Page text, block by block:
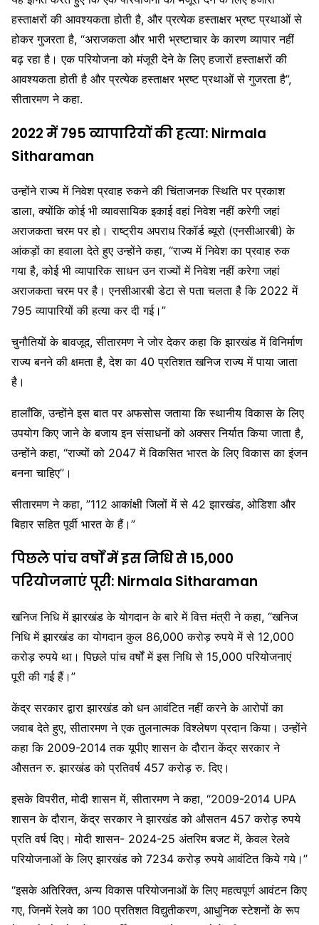
हस्ताक्षरों की आवश्यकता होती है, और प्रत्येक हस्ताक्षर भ्रष्ट प्रथाओं से
होकर गुजरता है, “अराजकता और भारी भ्रष्टाचार के कारण व्यापार नहीं
बढ़ रहा है। एक परियोजना को मंजूरी देने के लिए हजारों हस्ताक्षरों की
आवश्यकता होती है और प्रत्येक हस्ताक्षर भ्रष्ट प्रथाओं से गुजरता है”,
सीतारमण ने कहा.
2022 में 795 व्यापारियों की हत्या: Nirmala
Sitharaman
उन्होंने राज्य में निवेश प्रवाह रुकने की चिंताजनक स्थिति पर प्रकाश
डाला, क्योंकि कोई भी व्यावसायिक इकाई वहां निवेश नहीं करेगी जहां
अराजकता चरम पर हो। राष्ट्रीय अपराध रिकॉर्ड ब्यूरो (एनसीआरबी) के
आंकड़ों का हवाला देते हुए उन्होंने कहा, “राज्य में निवेश का प्रवाह रुक
गया है, कोई भी व्यापारिक साधन उन राज्यों में निवेश नहीं करेगा जहां
अराजकता चरम पर है। एनसीआरबी डेटा से पता चलता है कि 2022 में
795 व्यापारियों की हत्या कर दी गई।”
चुनौतियों के बावजूद, सीतारमण ने जोर देकर कहा कि झारखंड में विनिर्माण
राज्य बनने की क्षमता है, देश का 40 प्रतिशत खनिज राज्य में पाया जाता
है।
हालाँकि, उन्होंने इस बात पर अफसोस जताया कि स्थानीय विकास के लिए
उपयोग किए जाने के बजाय इन संसाधनों को अक्सर निर्यात किया जाता है,
उन्होंने कहा, “राज्यों को 2047 में विकसित भारत के लिए विकास का इंजन
बनना चाहिए”।
सीतारमण ने कहा, ”112 आकांक्षी जिलों में से 42 झारखंड, ओडिशा और
बिहार सहित पूर्वी भारत के हैं।”
पिछले पांच वर्षों में इस निधि से 15,000
परियोजनाएं पूरी: Nirmala Sitharaman
खनिज निधि में झारखंड के योगदान के बारे में वित्त मंत्री ने कहा, “खनिज
निधि में झारखंड का योगदान कुल 86,000 करोड़ रुपये में से 12,000
करोड़ रुपये था। पिछले पांच वर्षों में इस निधि से 15,000 परियोजनाएं
पूरी की गई हैं।”
केंद्र सरकार द्वारा झारखंड को धन आवंटित नहीं करने के आरोपों का
जवाब देते हुए, सीतारमण ने एक तुलनात्मक विश्लेषण प्रदान किया। उन्होंने
कहा कि 2009-2014 तक यूपीए शासन के दौरान केंद्र सरकार ने
औसतन रु. झारखंड को प्रतिवर्ष 457 करोड़ रु. दिए।
इसके विपरीत, मोदी शासन में, सीतारमण ने कहा, “2009-2014 UPA
शासन के दौरान, केंद्र सरकार ने झारखंड को औसतन 457 करोड़ रुपये
प्रति वर्ष दिए। मोदी शासन- 2024-25 अंतरिम बजट में, केवल रेलवे
परियोजनाओं के लिए झारखंड को 7234 करोड़ रुपये आवंटित किये गये।”
“इसके अतिरिक्त, अन्य विकास परियोजनाओं के लिए महत्वपूर्ण आवंटन किए
गए, जिनमें रेलवे का 100 प्रतिशत विद्युतीकरण, आधुनिक स्टेशनों के रूप